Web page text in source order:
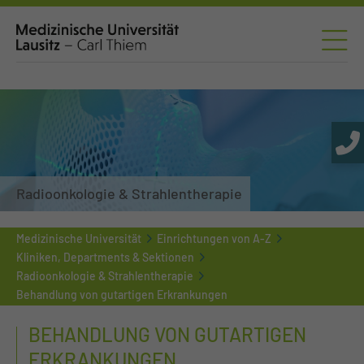
Radioonkologie & Strahlentherapie
Medizinische Universität
Einrichtungen von A-Z
Kliniken, Departments & Sektionen
Radioonkologie & Strahlentherapie
Behandlung von gutartigen Erkrankungen
BEHANDLUNG VON GUTARTIGEN